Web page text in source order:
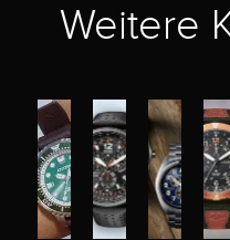
Weitere